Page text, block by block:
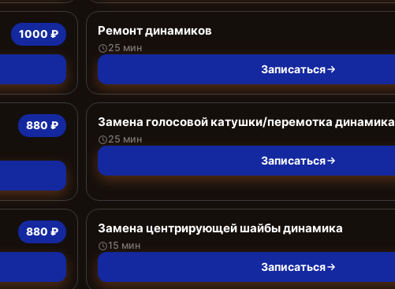
1000 ₽ Ремонт динамиков
25 мин
Записаться
880 ₽ Замена голосовой катушки/перемотка динамика
25 мин
Записаться
880 ₽ Замена центрирующей шайбы динамика
15 мин
Записаться